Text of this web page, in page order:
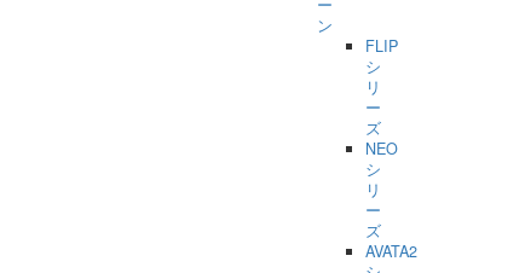
ー
ン
FLIP
シ
リ
ー
ズ
NEO
シ
リ
ー
ズ
AVATA2